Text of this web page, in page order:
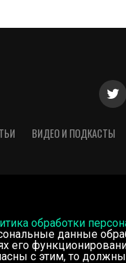
ВИДЕО И ПОДКАСТЫ
обработки
данные
его
с этим, то должны